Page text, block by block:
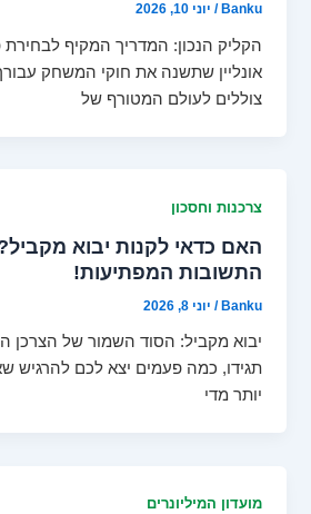
Banku
/ יוני 10, 2026
הקליק הנכון: המדריך המקיף
אונליין שתשנה את חוקי המשחק
צוללים לעולם המטורף של
צרכנות וחסכון
האם כדאי לקנות יבוא
התשובות המפתיעות!
Banku
/ יוני 8, 2026
יבוא מקביל: הסוד השמור של הצרכן
תגידו, כמה פעמים יצא לכם להרגיש
יותר מדי
מועדון המיליונרים